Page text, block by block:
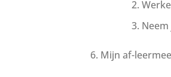
Mijn af-